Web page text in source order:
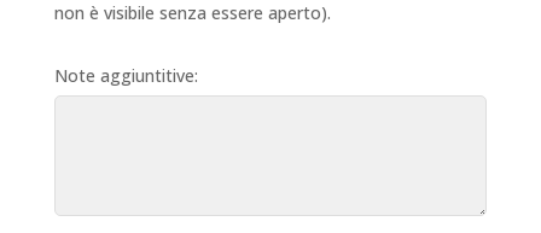
non è visibile senza essere aperto).
Note aggiuntitive: